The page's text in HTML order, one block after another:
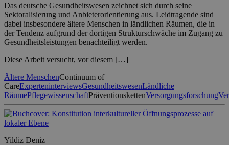
Das deutsche Gesundheitswesen zeichnet sich durch seine
Sektoralisierung und Anbieterorientierung aus. Leidtragende sind
dabei insbesondere ältere Menschen in ländlichen Räumen, die in
der Tendenz aufgrund der dortigen Strukturschwäche im Zugang zu
Gesundheitsleistungen benachteiligt werden.
Diese Arbeit versucht, vor diesem […]
Ältere MenschenContinuum of
CareExperteninterviewsGesundheitswesenLändliche
RäumePflegewissenschaftPräventionskettenVersorgungsforschung
Yildiz Deniz